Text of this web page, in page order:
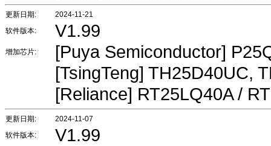
更新日期:
2024-11-21
软件版本:
V1.99
增加芯片:
[Puya Semiconductor]
[TsingTeng] TH25D40UC,
[Reliance] RT25LQ40A /
更新日期:
2024-11-07
软件版本:
V1.99